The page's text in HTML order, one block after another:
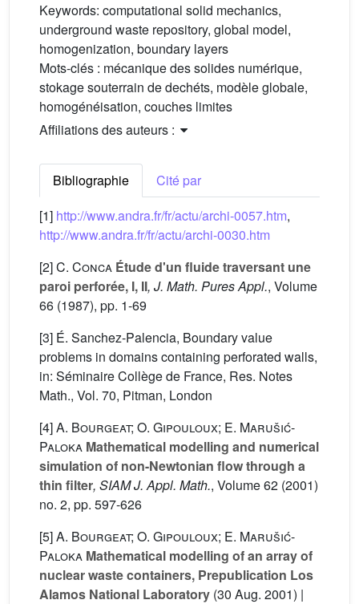
Keywords: computational solid mechanics,
underground waste repository, global model,
homogenization, boundary layers
Mots-clés : mécanique des solides numérique,
stokage souterrain de dechéts, modèle globale,
homogénéisation, couches limites
Affiliations des auteurs :
Bibliographie
Cité par
[1] http://www.andra.fr/fr/actu/archi-0057.htm,
http://www.andra.fr/fr/actu/archi-0030.htm
[2]C. Conca Étude d'un fluide traversant une
paroi perforée, I, II, J. Math. Pures Appl., Volume
66 (1987), pp. 1-69
[3] É. Sanchez-Palencia, Boundary value
problems in domains containing perforated walls,
in: Séminaire Collège de France, Res. Notes
Math., Vol. 70, Pitman, London
[4]A. Bourgeat; O. Gipouloux; E. Marušić-
Paloka Mathematical modelling and numerical
simulation of non-Newtonian flow through a
thin filter, SIAM J. Appl. Math., Volume 62 (2001)
no. 2, pp. 597-626
[5]A. Bourgeat; O. Gipouloux; E. Marušić-
Paloka Mathematical modelling of an array of
nuclear waste containers, Prepublication Los
Alamos National Laboratory (30 Aug. 2001) |